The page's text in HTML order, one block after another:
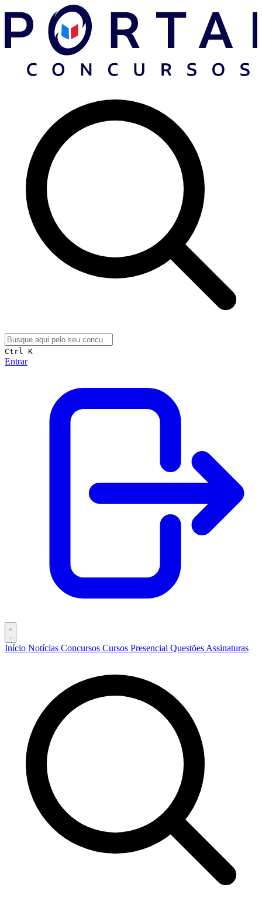
Ctrl K
Entrar
Início Notícias Concursos Cursos Presencial Questões Assinaturas